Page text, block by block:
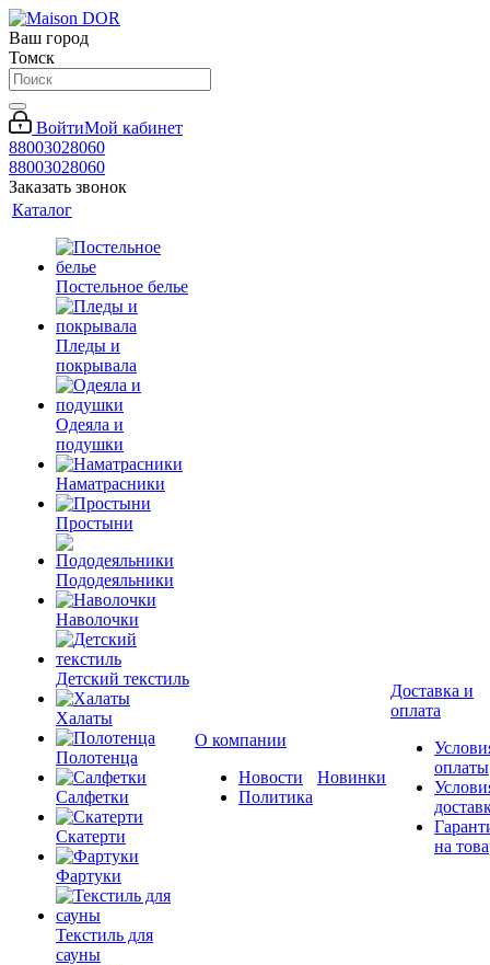
Ваш город
Томск
ВойтиМой кабинет
88003028060
88003028060
Заказать звонок
Каталог
Постельное белье
Пледы и
покрывала
Одеяла и
подушки
Наматрасники
Простыни
Пододеяльники
Наволочки
Детский текстиль
Халаты
Полотенца
Салфетки
Скатерти
Фартуки
Текстиль для
сауны
О компании
Новости
Политика
Новинки
Доставка и
оплата
оплаты
на